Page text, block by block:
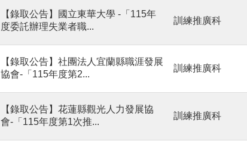
【錄取公告】國立東華大學 -「115年
度委託辦理失業者職...
訓練推廣科
【錄取公告】社團法人宜蘭縣職涯發展
協會-「115年度第2...
訓練推廣科
【錄取公告】花蓮縣觀光人力發展協
會-「115年度第1次推...
訓練推廣科